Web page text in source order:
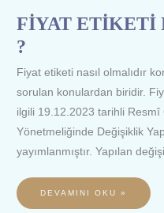
FİYAT ETİKETİ
?
Fiyat etiketi nasıl olmalıdır
sorulan konulardan biridir.
ilgili 19.12.2023 tarihli Resmî
Yönetmeliğinde Değişiklik
yayımlanmıştır. Yapılan
DEVAMINI OKU »